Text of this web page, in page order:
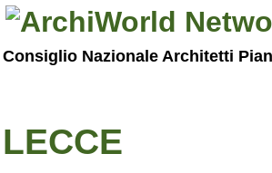
Consiglio Nazionale Architetti
LECCE